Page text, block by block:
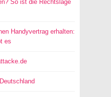
So ist die Rechtslage
Handyvertrag erhalten:
es